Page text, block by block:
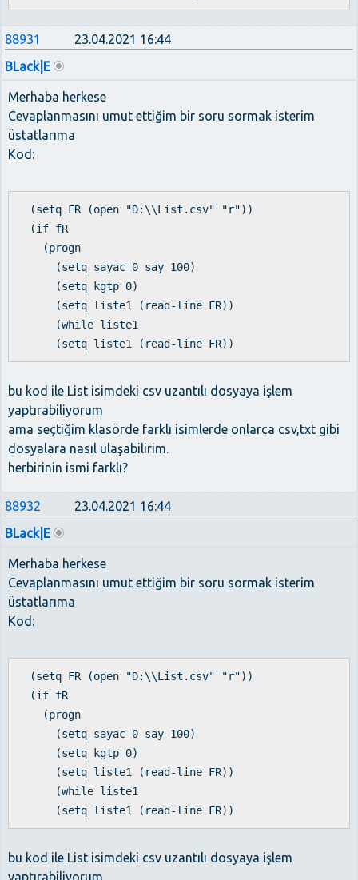
88931
23.04.2021 16:44
BLack|E
Merhaba herkese
Cevaplanmasını umut ettiğim bir soru sormak isterim
üstatlarıma
Kod:
(setq FR (open "D:\\List.csv" "r"))
(if fR
(progn
(setq sayac 0 say 100)
(setq kgtp 0)
(setq liste1 (read-line FR))
(while liste1
(setq liste1 (read-line FR))
bu kod ile List isimdeki csv uzantılı dosyaya işlem
yaptırabiliyorum
ama seçtiğim klasörde farklı isimlerde onlarca csv,txt gibi
dosyalara nasıl ulaşabilirim.
herbirinin ismi farklı?
88932
23.04.2021 16:44
BLack|E
Merhaba herkese
Cevaplanmasını umut ettiğim bir soru sormak isterim
üstatlarıma
Kod:
(setq FR (open "D:\\List.csv" "r"))
(if fR
(progn
(setq sayac 0 say 100)
(setq kgtp 0)
(setq liste1 (read-line FR))
(while liste1
(setq liste1 (read-line FR))
bu kod ile List isimdeki csv uzantılı dosyaya işlem
yaptırabiliyorum